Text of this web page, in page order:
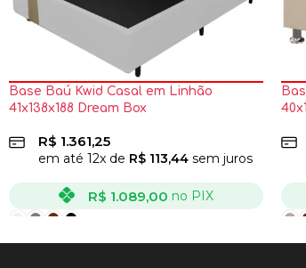
Base Baú Kwid Casal em Linhão
41x138x188 Dream Box
R$ 1.361,25
em até 12x de R$ 113,44 sem juros
R$ 1.089,00 no PIX
VER OPÇÕES